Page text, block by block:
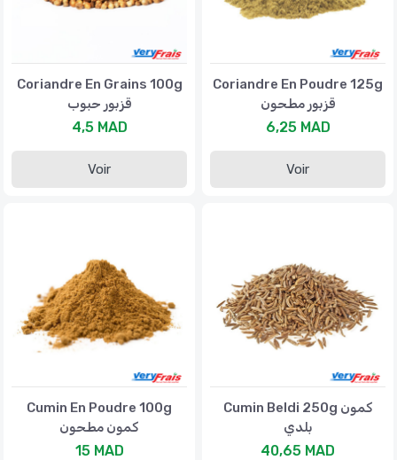
Coriandre En Grains 100g
قزبور حبوب
4,5 MAD
Voir
Coriandre En Poudre 125g
قزبور مطحون
6,25 MAD
Voir
Cumin En Poudre 100g
كمون مطحون
15 MAD
Cumin Beldi 250g كمون
بلدي
40,65 MAD